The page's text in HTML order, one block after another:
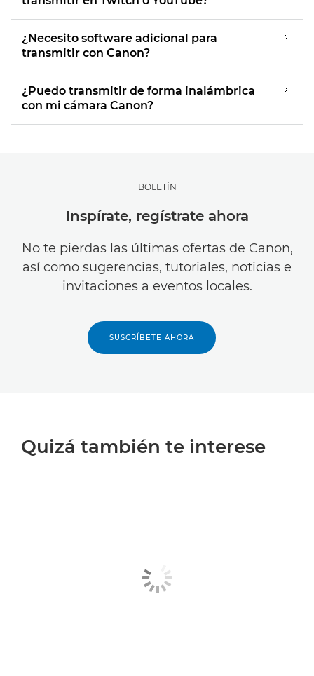
¿Necesito software adicional para
transmitir con Canon?
¿Puedo transmitir de forma inalámbrica
con mi cámara Canon?
BOLETÍN
Inspírate, regístrate ahora
No te pierdas las últimas ofertas de Canon,
así como sugerencias, tutoriales, noticias e
invitaciones a eventos locales.
SUSCRÍBETE AHORA
Quizá también te interese